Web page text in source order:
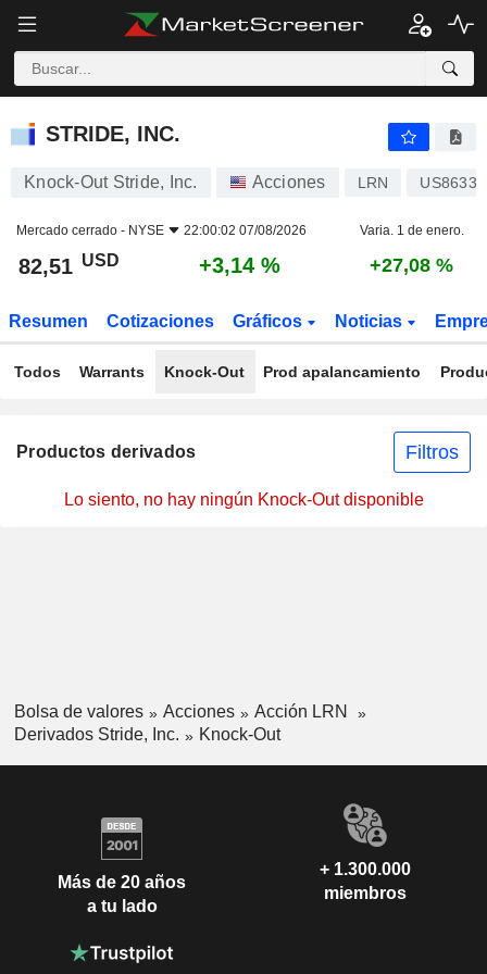
STRIDE, INC.
STRIDE, INC.
Knock-Out Stride, Inc. Acciones LRN
Mercado cerrado - NYSE 22:00:02 07/08/2026 Varia. 1 de enero.
82,51 USD +3,14 % +27,08 %
Resumen Cotizaciones Gráficos Noticias
Todos Warrants Knock-Out Prod apalancamiento
Productos derivados Filtros
Lo siento, no hay ningún Knock-Out disponible
Bolsa de valores Acciones
Acción LRN
Derivados Stride, Inc.
Knock-Out
Más de 20 años
a tu lado
+ 1.300.000
miembros